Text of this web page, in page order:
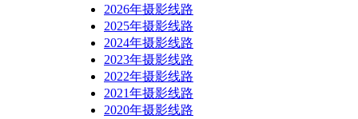
2026年摄影线路
2025年摄影线路
2024年摄影线路
2023年摄影线路
2022年摄影线路
2021年摄影线路
2020年摄影线路